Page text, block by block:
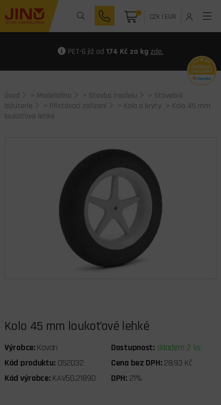
0 CZK| EUR
PET-G již od 174 Kč za kg zde.
Úvod > Modelařina > Stavba modelu > Stavební
bižuterie
> Přistávací zařízení > Kola a kryty > Kolo 45 mm
loukoťové lehké
Kolo 45 mm loukoťové lehké
Výrobce: Kavan Dostupnost: skladem 2 ks
Kód produktu: 052032 Cena bez DPH: 28,93 Kč
Kód výrobce: KAV50.21890 DPH: 21%